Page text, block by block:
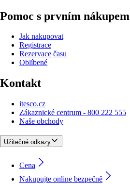
Pomoc s prvním nákupem
Jak nakupovat
Registrace
Rezervace času
Oblíbené
Kontakt
itesco.cz
Zákaznické centrum - 800 222 555
Naše obchody
Užitečné odkazy
Cena
Nakupujte online bezpečně